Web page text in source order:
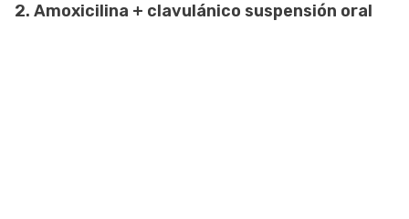
2. Amoxicilina + clavulánico suspensión oral